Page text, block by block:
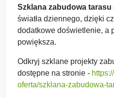
Szklana zabudowa tarasu
światła dziennego, dzięki
dodatkowe doświetlenie, a
powiększa.
Odkryj szklane projekty
dostępne na stronie -
oferta/szklana-zabudowa-